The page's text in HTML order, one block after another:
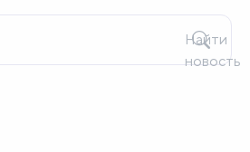
Найти
новость